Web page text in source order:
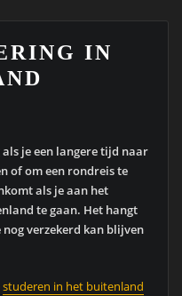
IN
je een langere tijd naar
of om een rondreis te
als je aan het
te gaan. Het hangt
verzekerd kan blijven
studeren in het buitenland